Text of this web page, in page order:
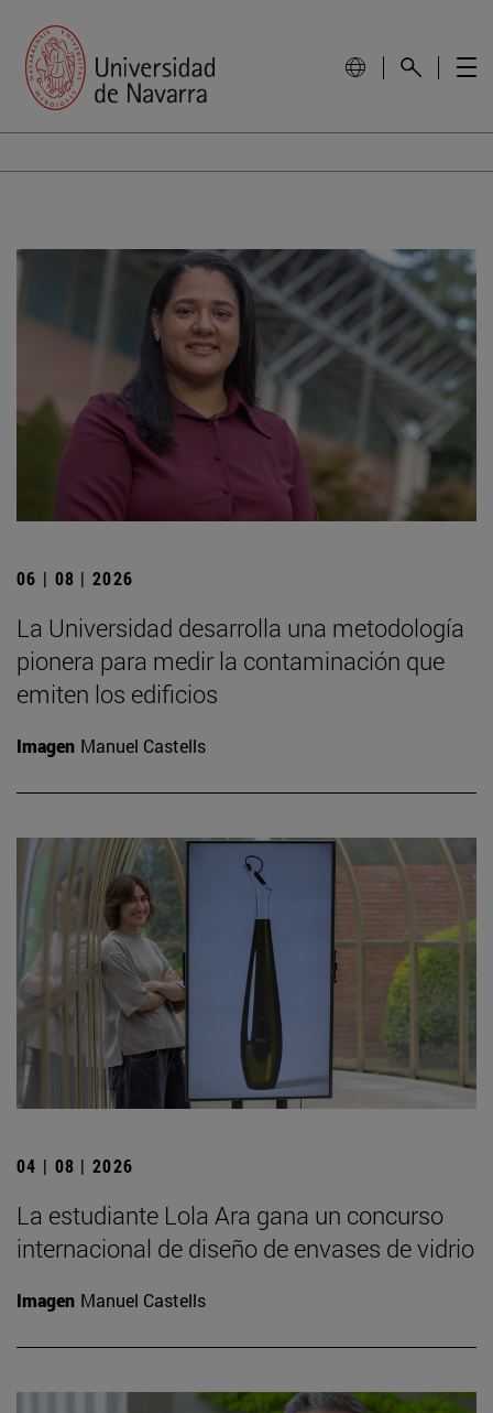
06 | 08 | 2026
La Universidad desarrolla una metodología
pionera para medir la contaminación que
emiten los edificios
Imagen Manuel Castells
04 | 08 | 2026
La estudiante Lola Ara gana un concurso
internacional de diseño de envases de vidrio
Imagen Manuel Castells